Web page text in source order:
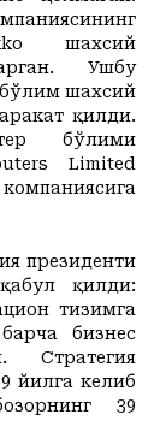
шахсий
Ушбу
шахсий
қилди.
бўлими
Limited
президенти
қилди:
тизимга
бизнес
Стратегия
йилга келиб
39